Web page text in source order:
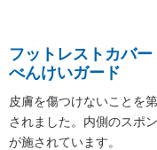
フットレストカバー
べんけいガード
皮膚を傷つけないことを
されました。内側のスポ
が施されています。